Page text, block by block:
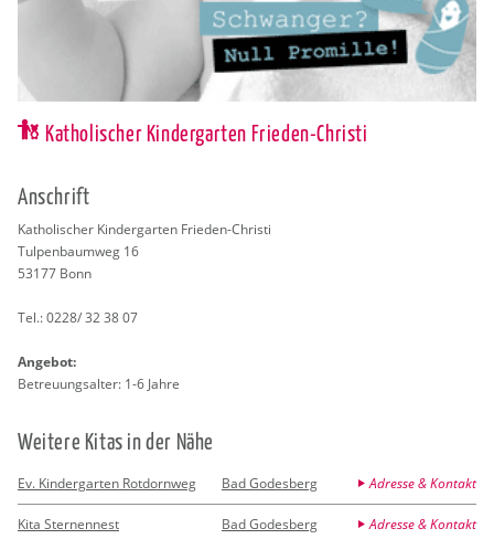
Katholischer Kindergarten Frieden-Christi
An­schrift
Ka­tho­li­scher Kin­der­gar­ten Frie­den-Chris­ti
Tul­pen­baum­weg 16
53177 Bonn
Tel.:0228/ 32 38 07
An­ge­bot:
Be­treu­ungs­al­ter: 1-6 Jahre
Wei­te­re Kitas in der Nähe
Ev. Kindergarten Rotdornweg Bad Godesberg Adresse & Kontakt
Kita Sternennest Bad Godesberg Adresse & Kontakt